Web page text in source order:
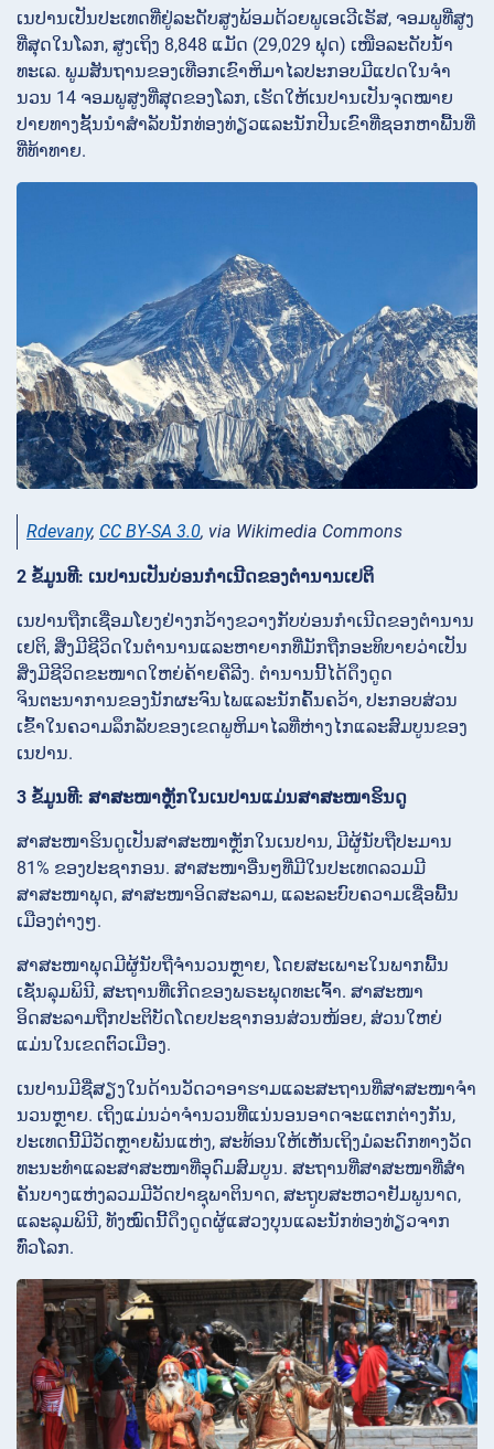
ເນປານເປັນປະເທດທີ່ຢູ່ລະດັບສູງພ້ອມດ້ວຍພູເອເວີເຣັສ, ຈອມພູທີ່ສູງ
ທີ່ສຸດໃນໂລກ, ສູງເຖິງ 8,848 ແມັດ (29,029 ຟຸດ) ເໜືອລະດັບນ້ຳ
ທະເລ. ພູມສັນຖານຂອງເທືອກເຂົາຫິມາໄລປະກອບມີແປດໃນຈໍາ
ນວນ 14 ຈອມພູສູງທີ່ສຸດຂອງໂລກ, ເຮັດໃຫ້ເນປານເປັນຈຸດໝາຍ
ປາຍທາງຊັ້ນນໍາສໍາລັບນັກທ່ອງທ່ຽວແລະນັກປີນເຂົາທີ່ຊອກຫາພື້ນທີ່
ທີ່ທ້າທາຍ.
Rdevany, CC BY-SA 3.0, via Wikimedia Commons
2 ຂໍ້ມູນທີ: ເນປານເປັນບ່ອນກໍາເນີດຂອງຕໍານານເຢຕິ
ເນປານຖືກເຊື່ອມໂຍງຢ່າງກວ້າງຂວາງກັບບ່ອນກໍາເນີດຂອງຕໍານານ
ເຢຕິ, ສິ່ງມີຊີວິດໃນຕໍານານແລະຫາຍາກທີ່ມັກຖືກອະທິບາຍວ່າເປັນ
ສິ່ງມີຊີວິດຂະໜາດໃຫຍ່ຄ້າຍຄືລີງ. ຕໍານານນີ້ໄດ້ດຶງດູດ
ຈິນຕະນາການຂອງນັກຜະຈົນໄພແລະນັກຄົ້ນຄວ້າ, ປະກອບສ່ວນ
ເຂົ້າໃນຄວາມລຶກລັບຂອງເຂດພູຫິມາໄລທີ່ຫ່າງໄກແລະສົມບູນຂອງ
ເນປານ.
3 ຂໍ້ມູນທີ: ສາສະໜາຫຼັກໃນເນປານແມ່ນສາສະໜາຮິນດູ
ສາສະໜາຮິນດູເປັນສາສະໜາຫຼັກໃນເນປານ, ມີຜູ້ນັບຖືປະມານ
81% ຂອງປະຊາກອນ. ສາສະໜາອື່ນໆທີ່ມີໃນປະເທດລວມມີ
ສາສະໜາພຸດ, ສາສະໜາອິດສະລາມ, ແລະລະບົບຄວາມເຊື່ອພື້ນ
ເມືອງຕ່າງໆ.
ສາສະໜາພຸດມີຜູ້ນັບຖືຈໍານວນຫຼາຍ, ໂດຍສະເພາະໃນພາກພື້ນ
ເຊັ່ນລຸມພິນີ, ສະຖານທີ່ເກີດຂອງພຣະພຸດທະເຈົ້າ. ສາສະໜາ
ອິດສະລາມຖືກປະຕິບັດໂດຍປະຊາກອນສ່ວນໜ້ອຍ, ສ່ວນໃຫຍ່
ແມ່ນໃນເຂດຕົວເມືອງ.
ເນປານມີຊື່ສຽງໃນດ້ານວັດວາອາຮາມແລະສະຖານທີ່ສາສະໜາຈໍາ
ນວນຫຼາຍ. ເຖິງແມ່ນວ່າຈໍານວນທີ່ແນ່ນອນອາດຈະແຕກຕ່າງກັນ,
ປະເທດນີ້ມີວັດຫຼາຍພັນແຫ່ງ, ສະທ້ອນໃຫ້ເຫັນເຖິງມໍລະດົກທາງວັດ
ທະນະທໍາແລະສາສະໜາທີ່ອຸດົມສົມບູນ. ສະຖານທີ່ສາສະໜາທີ່ສໍາ
ຄັນບາງແຫ່ງລວມມີວັດປາຊຸພາຕິນາດ, ສະຖູບສະຫວາຢັມພູນາດ,
ແລະລຸມພິນີ, ທັງໝົດນີ້ດຶງດູດຜູ້ແສວງບຸນແລະນັກທ່ອງທ່ຽວຈາກ
ທົ່ວໂລກ.